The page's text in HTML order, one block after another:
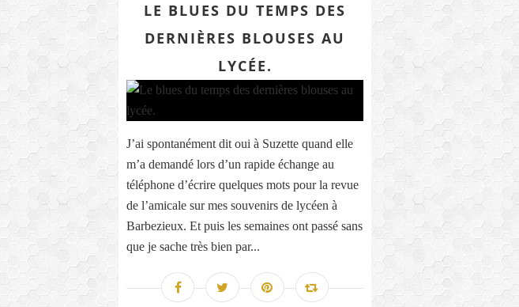
LE BLUES DU TEMPS DES
DERNIÈRES BLOUSES AU
LYCÉE.
J’ai spontanément dit oui à Suzette quand elle
m’a demandé lors d’un rapide échange au
téléphone d’écrire quelques mots pour la revue
de l’amicale sur mes souvenirs de lycéen à
Barbezieux. Et puis les semaines ont passé sans
que je sache très bien par...